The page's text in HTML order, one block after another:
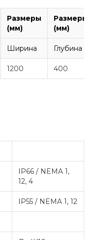
Размеры
(мм)
Размеры
(мм)
Ширина Глубина
1200 400
IP66 / NEMA 1,
12, 4
IP55 / NEMA 1, 12